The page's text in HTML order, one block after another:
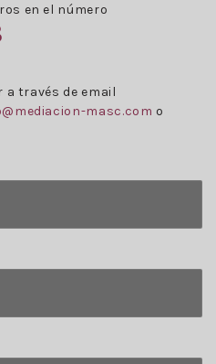
en el número
a través de email
masc.com o